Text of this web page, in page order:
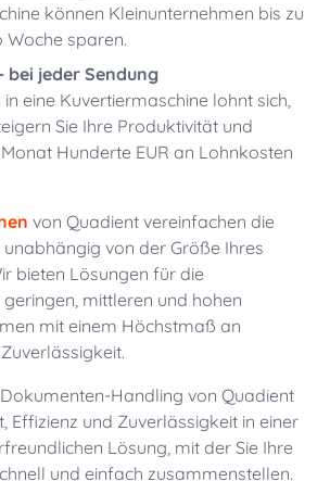
können Kleinunternehmen bis zu
Woche sparen.
bei jeder Sendung
eine Kuvertiermaschine lohnt sich,
Sie Ihre Produktivität und
Hunderte EUR an Lohnkosten
von Quadient vereinfachen die
von der Größe Ihres
bieten Lösungen für die
mittleren und hohen
mit einem Höchstmaß an
Handling von Quadient
Effizienz und Zuverlässigkeit in einer
Lösung, mit der Sie Ihre
und einfach zusammenstellen.